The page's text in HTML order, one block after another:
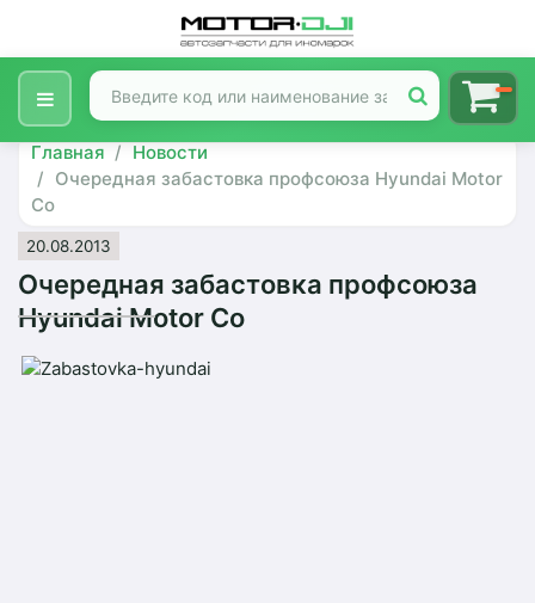
Главная
Новости
Очередная забастовка профсоюза Hyundai Motor
Co
20.08.2013
Очередная забастовка профсоюза
Hyundai Motor Co